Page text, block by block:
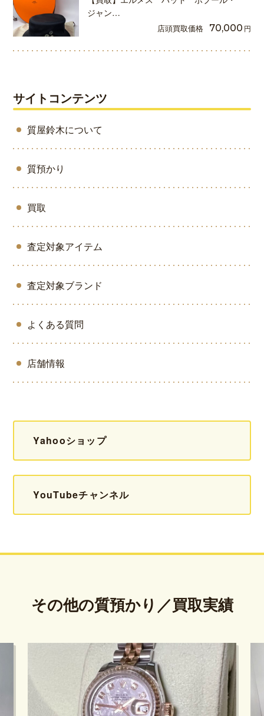
ジャン…
店頭買取価格 70,000 円
サイトコンテンツ
質屋鈴木について
質預かり
買取
査定対象アイテム
査定対象ブランド
よくある質問
店舗情報
Yahooショップ
YouTubeチャンネル
その他の質預かり／買取実績